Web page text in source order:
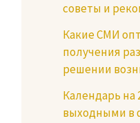
советы и
Какие СМИ
получения
решении
Календарь на
выходными в